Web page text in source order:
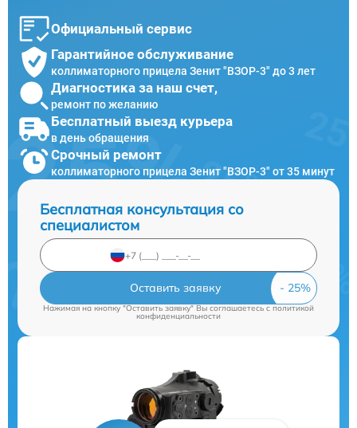
Официальный сервис
Гарантийное обслуживание
коллиматорного прицела Зенит "ВЗОР-3" до 3 лет
Диагностика за наш счет,
ремонт по желанию
Бесплатный выезд курьера
в день обращения
Срочный ремонт
коллиматорного прицела Зенит "ВЗОР-3" от 35 минут
Бесплатная консультация со
специалистом
Оставить заявку
Нажимая на кнопку "Оставить заявку" Вы соглашаетесь cполитикой
конфиденциальности